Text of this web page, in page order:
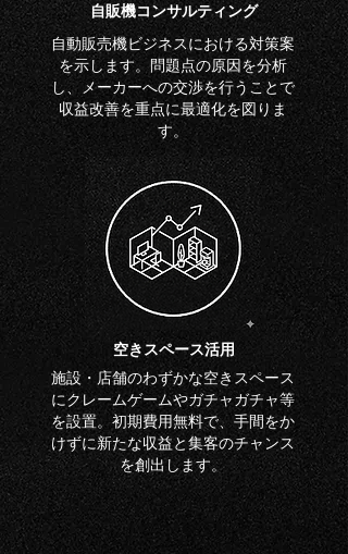
​自販機コンサルティング
自動販売機ビジネスにおける対策案
を示します。問題点の原因を分析
し、メーカーへの交渉を行うことで
収益改善を重点に最適化を図りま
す。
空きスペース活用
施設・店舗のわずかな空きスペース
にクレームゲームやガチャガチャ等
を設置。初期費用無料で、手間をか
けずに新たな収益と集客のチャンス
を創出します。